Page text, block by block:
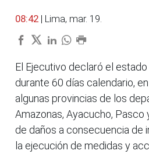
08:42 | Lima, mar. 19.
El Ejecutivo declaró el
durante 60 días calendario,
algunas provincias de los
Amazonas, Ayacucho, Pasco
de daños a consecuencia de
la ejecución de medidas y